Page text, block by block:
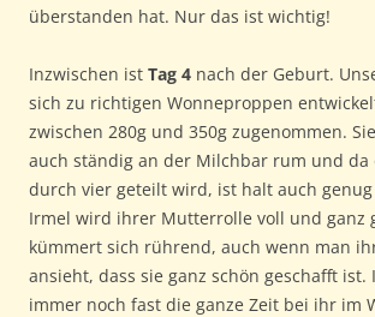
überstanden hat. Nur das ist wichtig!
Inzwischen ist Tag 4 nach der Geburt.
sich zu richtigen Wonneproppen
zwischen 280g und 350g zugenommen.
auch ständig an der Milchbar rum und da
durch vier geteilt wird, ist halt auch
Irmel wird ihrer Mutterrolle voll und ganz
kümmert sich rührend, auch wenn man
ansieht, dass sie ganz schön geschafft ist.
immer noch fast die ganze Zeit bei ihr im